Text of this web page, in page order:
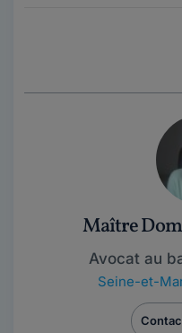
Maître
Avocat au
Seine-et-